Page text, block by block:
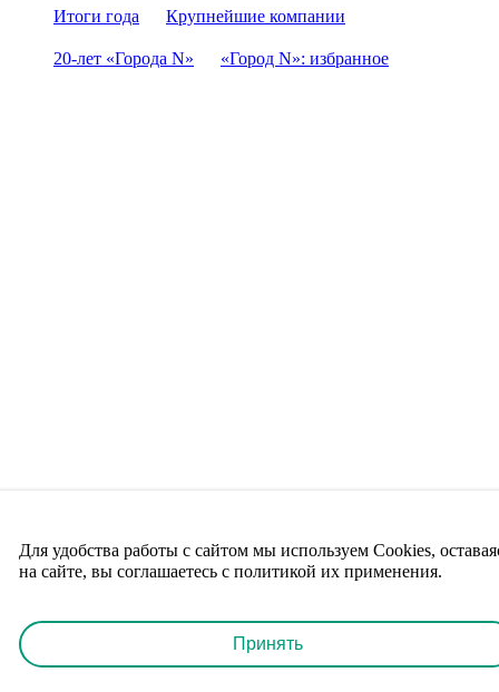
Итоги года
Крупнейшие компании
20-лет «Города N» «Город N»: избранное
Для удобства работы с сайтом мы используем Cookies,
на сайте, вы соглашаетесь с политикой их применения.
Принять